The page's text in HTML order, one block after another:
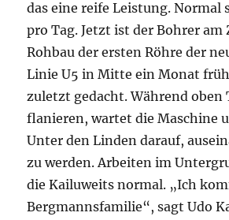
das eine reife Leistung. Normal
pro Tag. Jetzt ist der Bohrer am
Rohbau der ersten Röhre der
Linie U5 in Mitte ein Monat
zuletzt gedacht. Während oben
flanieren, wartet die Maschine
Unter den Linden darauf,
zu werden. Arbeiten im
die Kailuweits normal. „Ich
Bergmannsfamilie“, sagt Udo